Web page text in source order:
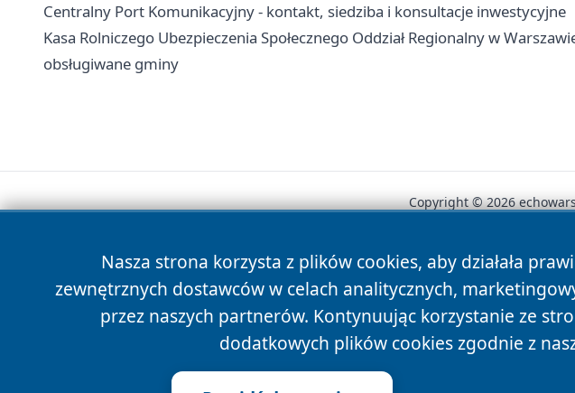
Centralny Port Komunikacyjny - kontakt, siedziba i konsultacje inwestycyjne
Kasa Rolniczego Ubezpieczenia Społecznego Oddział Regionalny w
obsługiwane gminy
Nasza strona korzysta z plików cookies, aby działała
zewnętrznych dostawców w celach analitycznych,
przez naszych partnerów. Kontynuując korzystanie ze
dodatkowych plików cookies zgodnie z
Copyright © 2026
News Autorzy